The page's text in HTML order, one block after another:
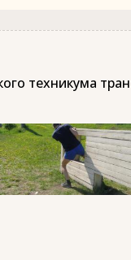
техникума